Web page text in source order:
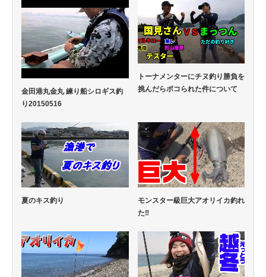
金田港丸金丸 練り船シロギス釣
り20150516
トーナメンターにチヌ釣り勝負を
挑んだらボコられた件について
夏のキス釣り
モンスター級巨大アオリイカ釣れ
た‼